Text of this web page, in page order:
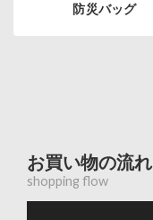
防災バッグ
お買い物の流れ
shopping flow